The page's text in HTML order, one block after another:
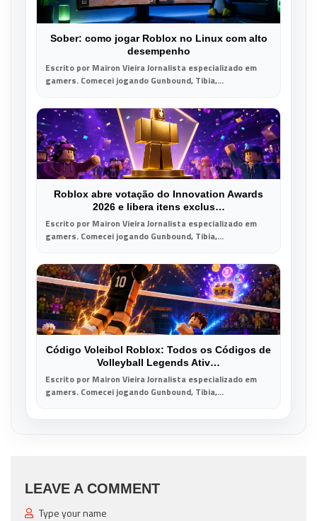
Sober: como jogar Roblox no Linux com alto
desempenho
Escrito por Mairon Vieira Jornalista especializado em
gamers. Comecei jogando Gunbound, Tibia,...
Roblox abre votação do Innovation Awards
2026 e libera itens exclus…
Escrito por Mairon Vieira Jornalista especializado em
gamers. Comecei jogando Gunbound, Tibia,...
Código Voleibol Roblox: Todos os Códigos de
Volleyball Legends Ativ…
Escrito por Mairon Vieira Jornalista especializado em
gamers. Comecei jogando Gunbound, Tibia,...
LEAVE A COMMENT
Type your name